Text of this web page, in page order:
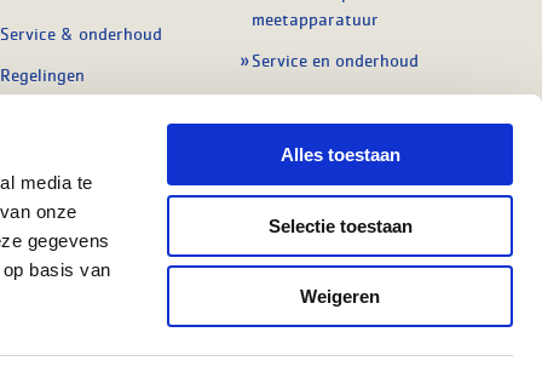
media te
onze
gegevens
basis van
Alles toestaan
Selectie toestaan
Weigeren
Service & onderhoud
Regelingen
meetapparatuur
Service en onderhoud
Regelapparatuur